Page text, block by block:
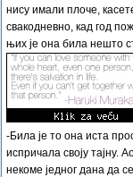
нису имали плоче,
свакодневно, кад год
њих је она била нешто
-Била је то она иста
испричала своју тајну.
некоме једног дана да